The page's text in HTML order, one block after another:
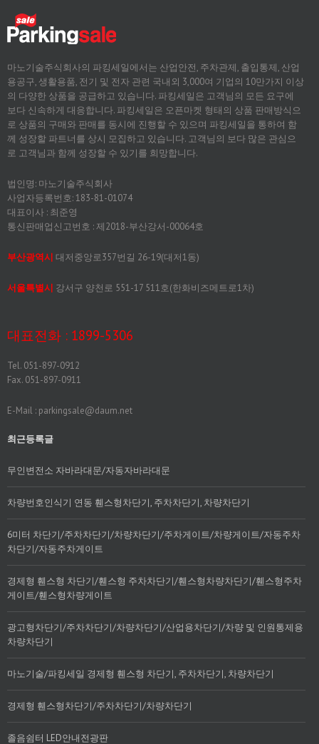
마노기술주식회사의 파킹세일에서는 산업안전, 주차관제, 출입통제, 산업
용공구, 생활용품, 전기 및 전자 관련 국내외 3,000여 기업의 10만가지 이상
의 다양한 상품을 공급하고 있습니다. 파킹세일은 고객님의 모든 요구에
보다 신속하게 대응합니다. 파킹세일은 오픈마켓 형태의 상품 판매방식으
로 상품의 구매와 판매를 동시에 진행할 수 있으며 파킹세일을 통하여 함
께 성장할 파트너를 상시 모집하고 있습니다. 고객님의 보다 많은 관심으
로 고객님과 함께 성장할 수 있기를 희망합니다.
법인명: 마노기술주식회사
사업자등록번호: 183-81-01074
대표이사 : 최준영
통신판매업신고번호 : 제2018-부산강서-00064호
부산광역시 대저중앙로357번길 26-19(대저1동)
서울특별시 강서구 양천로 551-17 511호(한화비즈메트로1차)
대표전화 : 1899-5306
Tel. 051-897-0912
Fax. 051-897-0911
E-Mail : parkingsale@daum.net
최근등록글
무인변전소 자바라대문/자동자바라대문
차량번호인식기 연동 휀스형차단기, 주차차단기, 차량차단기
6미터 차단기/주차차단기/차량차단기/주차게이트/차량게이트/자동주차
차단기/자동주차게이트
경제형 휀스형 차단기/휀스형 주차차단기/휀스형차량차단기/휀스형주차
게이트/휀스형차량게이트
광고형차단기/주차차단기/차량차단기/산업용차단기/차량 및 인원통제용
차량차단기
마노기술/파킹세일 경제형 휀스형 차단기, 주차차단기, 차량차단기
경제형 휀스형차단기/주차차단기/차량차단기
졸음쉼터 LED안내전광판